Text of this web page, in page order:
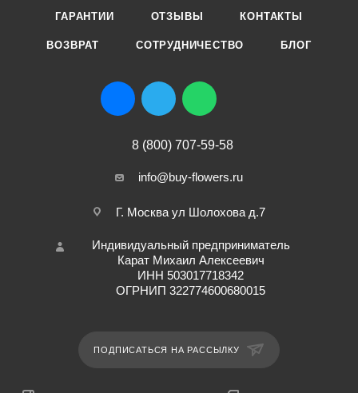
ГАРАНТИИ ОТЗЫВЫ КОНТАКТЫ
ВОЗВРАТ СОТРУДНИЧЕСТВО БЛОГ
8 (800) 707-59-58
info@buy-flowers.ru
Г. Москва ул Шолохова д.7
Индивидуальный предприниматель
Карат Михаил Алексеевич
ИНН 503017718342
ОГРНИП 322774600680015
ПОДПИСАТЬСЯ НА РАССЫЛКУ